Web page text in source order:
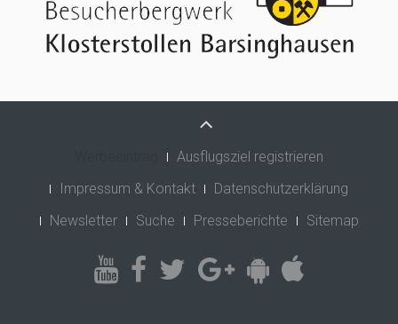
Ausflugsziel registrieren
Impressum & Kontakt
Datenschutzerklärung
Newsletter
Suche Presseberichte Sitemap